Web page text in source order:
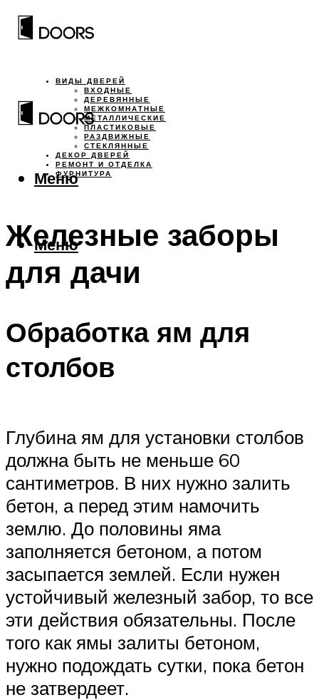
ВИДЫ ДВЕРЕЙ
ВХОДНЫЕ
ДЕРЕВЯННЫЕ
МЕЖКОМНАТНЫЕ
МЕТАЛЛИЧЕСКИЕ
ПЛАСТИКОВЫЕ
РАЗДВИЖНЫЕ
СТЕКЛЯННЫЕ
ДЕКОР ДВЕРЕЙ
РЕМОНТ И ОТДЕЛКА
ФУРНИТУРА
Меню
Меню
Железные заборы
для дачи
Обработка ям для
столбов
Глубина ям для установки столбов
должна быть не меньше 60
сантиметров. В них нужно залить
бетон, а перед этим намочить
землю. До половины яма
заполняется бетоном, а потом
засыпается землей. Если нужен
устойчивый железный забор, то все
эти действия обязательны. После
того как ямы залиты бетоном,
нужно подождать сутки, пока бетон
не затвердеет.